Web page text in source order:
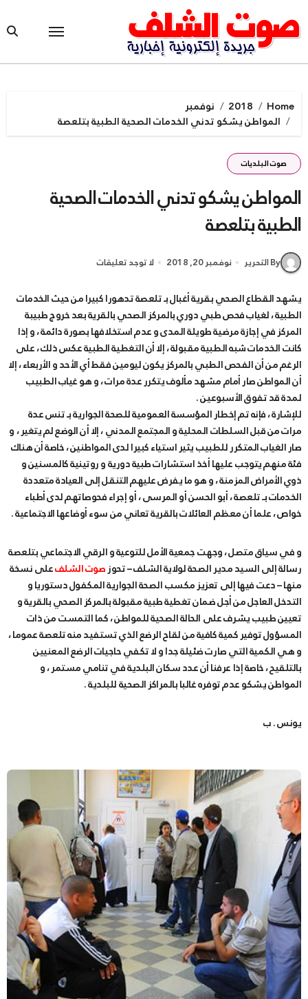
to
content
Home
2018
نوفمبر
المواطن يشكو تدني الخدمات الصحية الطبية بتلعصة
صوت البلديات
المواطن يشكو تدني الخدمات الصحية
الطبية بتلعصة
By التحرير نوفمبر 20, 2018 لا توجد تعليقات
يشهد القطاع الصحي بقرية أغبال بـ تلعصة تدهورا كبيرا من حيث الخدمات
الطبية ، لغياب فحص طبي دوري بالمركز الصحي بالقرية بعد خروج طبيبة
المركز في إجازة مرضية طويلة المدى و عدم استخلافها بصورة دائمة ، و إذا
كانت الخدمات شبه الطبية مقبولة ، إلا أن التغطية الطبية عكس ذلك ، على
الرغم من أن الفحص الطبي بالمركز يكون ليومين فقط أي الأحد و الأربعاء ، إلا
أن المواطن صار أمام مشهد مألوف يتكرر عدة مرات ، و هو غياب الطبيب
لمدة قد تفوق الأسبوعين .
للإشارة ، فإنه تم إخطار المؤسسة العمومية للصحة الجوارية بـ تنس عدة
مرات من قبل السلطات المحلية و المجتمع المدني ، إلا أن الوضع لم يتغير ، و
صار الغياب المتكرر للطبيب يثير استياء كبيرا لدى المواطنين ، خاصة أن هناك
فئة منهم يتوجب عليها أخذ استشارات طبية دورية و روتينية كالمسنين و
ذوي الأمراض المزمنة ، و هو ما يفرض عليهم التنقل إلى العيادة متعددة
الخدمات بـ تلعصة ، أبو الحسن أو المرسى ، أو إجراء فحوصاتهم لدى أطباء
خواص ، علما أن معظم العائلات بالقرية تعاني من سوء أوضاعها الاجتماعية .
و في سياق متصل ، وجهت جمعية الأمل للتوعية و الرقي الاجتماعي بتلعصة
رسالة إلى السيد مدير الصحة لولاية الشلف – تحوزصوت الشلفعلى نسخة
منها – دعت فيها إلى تعزيز مكسب الصحة الجوارية المكفول دستوريا و
التدخل العاجل من أجل ضمان تغطية طبية مقبولة بالمركز الصحي بالقرية و
تعيين طبيب يشرف على الحالة الصحية للمواطن ، كما التمست من ذات
المسؤول توفير كمية كافية من لقاح الرضع الذي تستفيد منه تلعصة عموما ،
و هي الكمية التي صارت ضئيلة جدا و لا تكفي حاجيات الرضع المعنيين
بالتلقيح ، خاصة إذا عرفنا أن عدد سكان البلدية في تنامي مستمر ، و
المواطن يشكو عدم توفره غالبا بالمراكز الصحية للبلدية .
يونس . ب